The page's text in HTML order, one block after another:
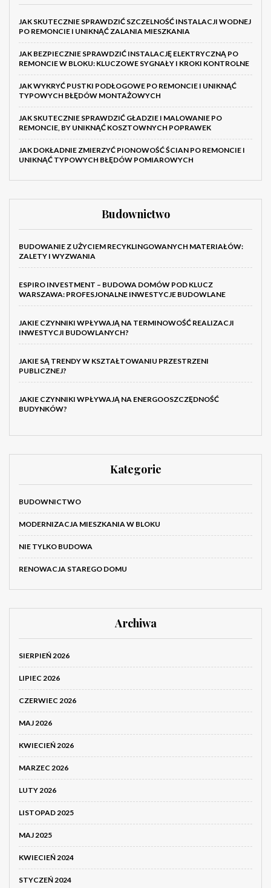
JAK SKUTECZNIE SPRAWDZIĆ SZCZELNOŚĆ INSTALACJI WODNEJ
PO REMONCIE I UNIKNĄĆ ZALANIA MIESZKANIA
JAK BEZPIECZNIE SPRAWDZIĆ INSTALACJĘ ELEKTRYCZNĄ PO
REMONCIE W BLOKU: KLUCZOWE SYGNAŁY I KROKI KONTROLNE
JAK WYKRYĆ PUSTKI PODŁOGOWE PO REMONCIE I UNIKNĄĆ
TYPOWYCH BŁĘDÓW MONTAŻOWYCH
JAK SKUTECZNIE SPRAWDZIĆ GŁADZIE I MALOWANIE PO
REMONCIE, BY UNIKNĄĆ KOSZTOWNYCH POPRAWEK
JAK DOKŁADNIE ZMIERZYĆ PIONOWOŚĆ ŚCIAN PO REMONCIE I
UNIKNĄĆ TYPOWYCH BŁĘDÓW POMIAROWYCH
Budownictwo
BUDOWANIE Z UŻYCIEM RECYKLINGOWANYCH MATERIAŁÓW:
ZALETY I WYZWANIA
ESPIRO INVESTMENT – BUDOWA DOMÓW POD KLUCZ
WARSZAWA: PROFESJONALNE INWESTYCJE BUDOWLANE
JAKIE CZYNNIKI WPŁYWAJĄ NA TERMINOWOŚĆ REALIZACJI
INWESTYCJI BUDOWLANYCH?
JAKIE SĄ TRENDY W KSZTAŁTOWANIU PRZESTRZENI
PUBLICZNEJ?
JAKIE CZYNNIKI WPŁYWAJĄ NA ENERGOOSZCZĘDNOŚĆ
BUDYNKÓW?
Kategorie
BUDOWNICTWO
MODERNIZACJA MIESZKANIA W BLOKU
NIE TYLKO BUDOWA
RENOWACJA STAREGO DOMU
Archiwa
SIERPIEŃ 2026
LIPIEC 2026
CZERWIEC 2026
MAJ 2026
KWIECIEŃ 2026
MARZEC 2026
LUTY 2026
LISTOPAD 2025
MAJ 2025
KWIECIEŃ 2024
STYCZEŃ 2024